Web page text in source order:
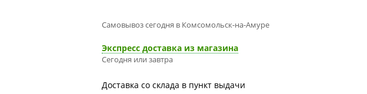
Самовывоз сегодня в Комсомольск-на-Амуре
Экспресс доставка из магазина
Сегодня или завтра
Доставка со склада в пункт выдачи